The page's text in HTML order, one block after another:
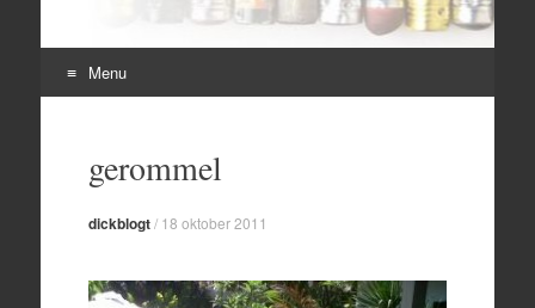
Menu
contentgerommel
dickblogt/ 18 oktober 2011